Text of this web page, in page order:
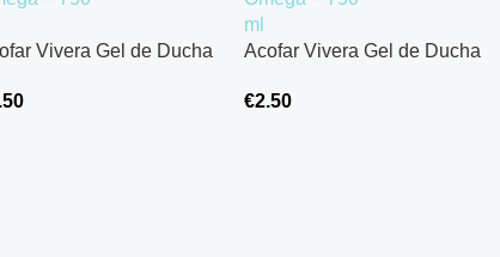
Vivera Gel de Ducha
Acofar Vivera Gel de Ducha
€2.50